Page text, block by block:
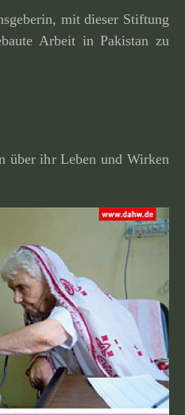
mit dieser Stiftung
Arbeit in Pakistan zu
über ihr Leben und Wirken